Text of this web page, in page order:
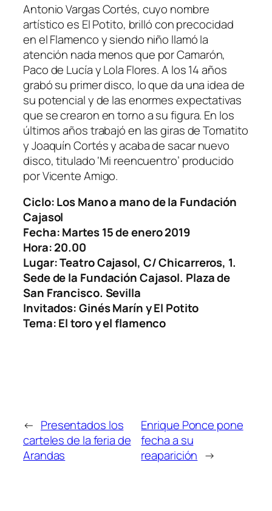
Antonio Vargas Cortés, cuyo nombre
artístico es El Potito, brilló con precocidad
en el Flamenco y siendo niño llamó la
atención nada menos que por Camarón,
Paco de Lucía y Lola Flores. A los 14 años
grabó su primer disco, lo que da una idea de
su potencial y de las enormes expectativas
que se crearon en torno a su figura. En los
últimos años trabajó en las giras de Tomatito
y Joaquín Cortés y acaba de sacar nuevo
disco, titulado ‘Mi reencuentro’ producido
por Vicente Amigo.
Ciclo: Los Mano a mano de la Fundación
Cajasol
Fecha: Martes 15 de enero 2019
Hora: 20.00
Lugar: Teatro Cajasol, C/ Chicarreros, 1.
Sede de la Fundación Cajasol. Plaza de
San Francisco. Sevilla
Invitados: Ginés Marín y El Potito
Tema: El toro y el flamenco
← Presentados los
carteles de la feria de
Arandas
Enrique Ponce pone
fecha a su
reaparición →